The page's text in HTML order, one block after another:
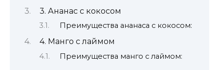
3. Ананас с кокосом
Преимущества ананаса с кокосом:
4. Манго с лаймом
Преимущества манго с лаймом: